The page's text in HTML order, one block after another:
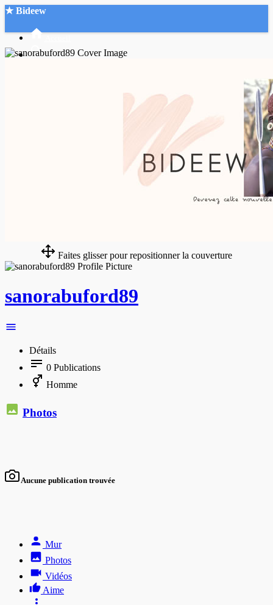
★ Bideew
Faites glisser pour repositionner la couverture
sanorabuford89
Détails
0 Publications
Homme
Photos
Aucune publication trouvée
Mur
Photos
Vidéos
Aime